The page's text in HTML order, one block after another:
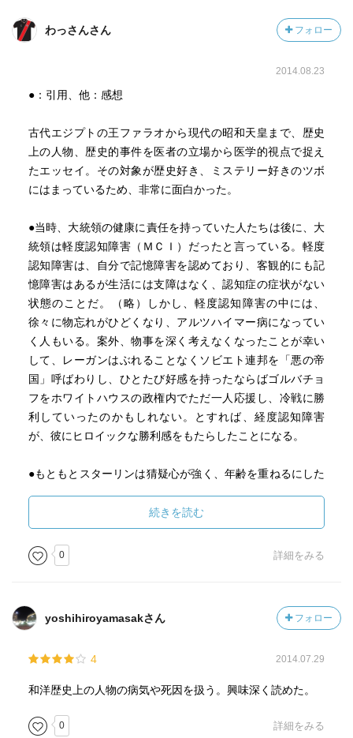
わっさんさん フォロー
2014.08.23
●：引用、他：感想
古代エジプトの王ファラオから現代の昭和天皇まで、歴史
上の人物、歴史的事件を医者の立場から医学的視点で捉え
たエッセイ。その対象が歴史好き、ミステリー好きのツボ
にはまっているため、非常に面白かった。
●当時、大統領の健康に責任を持っていた人たちは後に、大
統領は軽度認知障害（ＭＣＩ）だったと言っている。軽度
認知障害は、自分で記憶障害を認めており、客観的にも記
憶障害はあるが生活には支障はなく、認知症の症状がない
状態のことだ。（略）しかし、軽度認知障害の中には、
徐々に物忘れがひどくなり、アルツハイマー病になってい
く人もいる。案外、物事を深く考えなくなったことが幸い
して、レーガンはぶれることなくソビエト連邦を「悪の帝
国」呼ばわりし、ひとたび好感を持ったならばゴルバチョ
フをホワイトハウスの政権内でただ一人応援し、冷戦に勝
利していったのかもしれない。とすれば、経度認知障害
が、彼にヒロイックな勝利感をもたらしたことになる。
●もともとスターリンは猜疑心が強く、年齢を重ねるにした
った。（略）1952年10月中旬の第19回共産党大会で、スタ
ーリンは「ジダーノフの死は毒殺」だと告発するティマー
シュクの手紙を側近たちの前で読み上げた。もはや、最高
権力者の妄想を変えることは誰にもできない。（略）ヴィ
や政府高官に意図的な誤診を行なった咎で逮捕されてい
た。そして、次々と医師が逮捕されていった。→老害。組
●頼朝の死ではっきりしていることは、11月27日に落馬し、
今日の医学的な目で彼の死を考えてみたい。（略）法要の
続きを読む
0 詳細をみる
yoshihiroyamasakさん フォロー
4 2014.07.29
和洋歴史上の人物の病気や死因を扱う。興味深く読めた。
0 詳細をみる